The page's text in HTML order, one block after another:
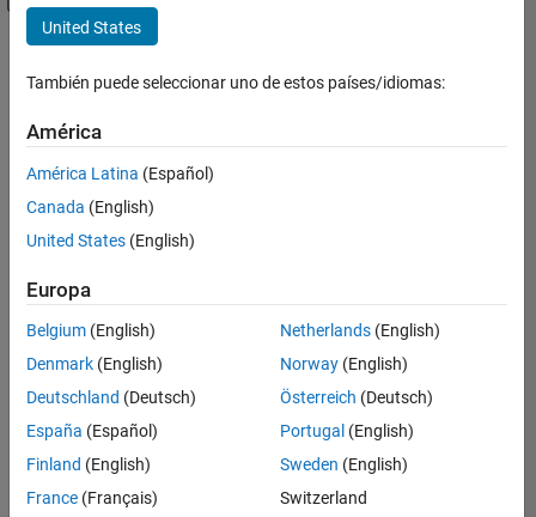
Contenido principal
FILTRADO POR
Education Marketing
Ordenar por
Guardar
empleos
seleccionados
No se
han
traducido
todos
los
United States
También puede seleccionar uno de estos países/idiomas:
América
América Latina (Español)
Canada (English)
United States (English)
Europa
Belgium (English)
Denmark (English)
Deutschland (Deutsch)
España (Español)
Finland (English)
France (Français)
Netherlands(English)
Norway(English)
Österreich (Deutsch)
Portugal (English)
Sweden (English)
Switzerland